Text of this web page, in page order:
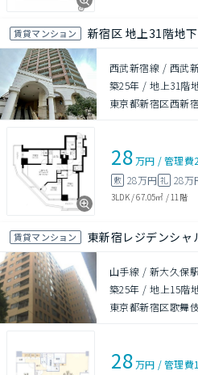
賃貸マンション 新宿区 地上31階地
西武新宿線 / 西武
築25年 /地上31階
東京都新宿区西新
28万円 /管理費
敷 28万円 礼 28万
3LDK/67.05㎡ / 11階
賃貸マンション 東新宿レジデンシャ
山手線 / 新大久保
築25年 /地上15階
東京都新宿区歌舞
28万円 /管理費